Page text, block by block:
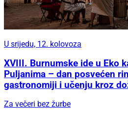
U srijedu, 12. kolovoza
XVIII. Burnumske ide u Eko
Puljanima – dan posvećen
gastronomiji i učenju kroz
Za večeri bez žurbe